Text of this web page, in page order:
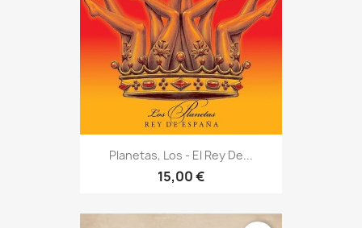
Planetas, Los - El Rey De...
15,00 €